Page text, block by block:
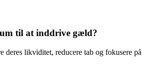
til at inddrive gæld?
likviditet, reducere tab og fokusere